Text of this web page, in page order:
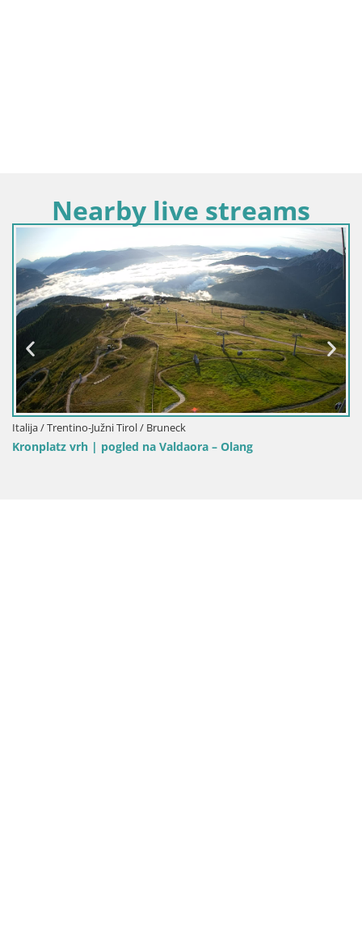
Nearby live streams
Italija / Trentino-Južni Tirol / Bruneck
Kronplatz | vrh | 2275m